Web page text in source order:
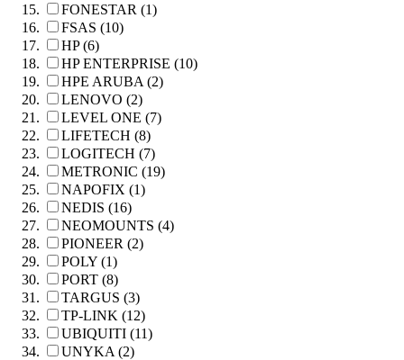
FONESTAR (1)
FSAS (10)
HP (6)
HP ENTERPRISE (10)
HPE ARUBA (2)
LENOVO (2)
LEVEL ONE (7)
LIFETECH (8)
LOGITECH (7)
METRONIC (19)
NAPOFIX (1)
NEDIS (16)
NEOMOUNTS (4)
PIONEER (2)
POLY (1)
PORT (8)
TARGUS (3)
TP-LINK (12)
UBIQUITI (11)
UNYKA (2)